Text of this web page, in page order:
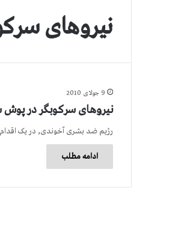
نیروهای
9 جولای 2010
نیروهای سرکوبگر در
رژیم ضد بشری آخوندی, در یک
ادامه مطلب